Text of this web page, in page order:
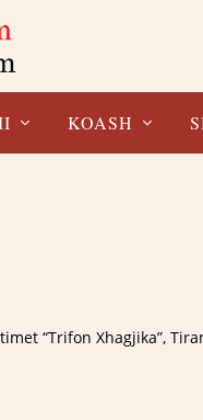
KOASH
“Trifon Xhagjika”,